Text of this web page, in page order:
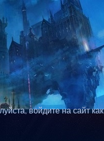
войдите на сайт как